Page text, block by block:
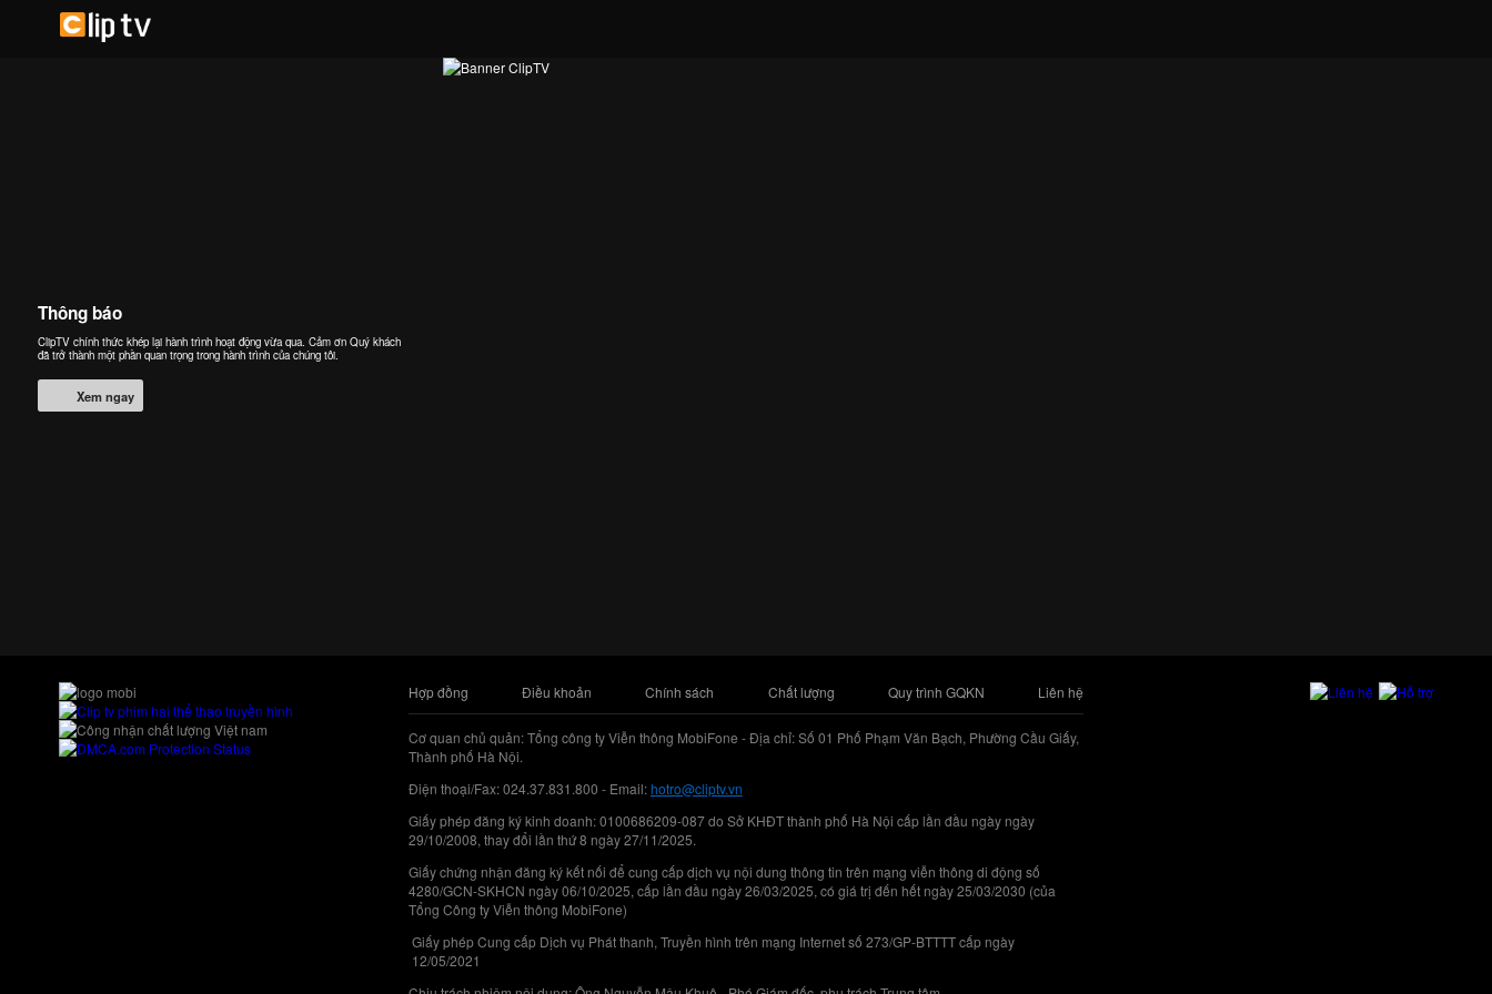
Thông báo
ClipTV chính thức khép lại hành trình hoạt động vừa qua. Cảm ơn Quý khách
đã trở thành một phần quan trọng trong hành trình của chúng tôi.
Xem ngay
Hợp đồng Điều khoản Chính sách Chất lượng Quy trình GQKN Liên hệ
Cơ quan chủ quản: Tổng công ty Viễn thông MobiFone - Địa chỉ: Số 01 Phố Phạm Văn Bạch, Phường Cầu Giấy,
Thành phố Hà Nội.
Điện thoại/Fax: 024.37.831.800 - Email:hotro@cliptv.vn
Giấy phép đăng ký kinh doanh: 0100686209-087 do Sở KHĐT thành phố Hà Nội cấp lần đầu ngày ngày
29/10/2008, thay đổi lần thứ 8 ngày 27/11/2025.
Giấy chứng nhận đăng ký kết nối để cung cấp dịch vụ nội dung thông tin trên mạng viễn thông di động số
4280/GCN-SKHCN ngày 06/10/2025, cấp lần đầu ngày 26/03/2025, có giá trị đến hết ngày 25/03/2030 (của
Tổng Công ty Viễn thông MobiFone)
Giấy phép Cung cấp Dịch vụ Phát thanh, Truyền hình trên mạng Internet số 273/GP-BTTTT cấp ngày
12/05/2021